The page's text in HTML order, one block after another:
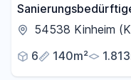
54538 Kinheim
6
140m²